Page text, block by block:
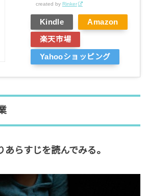
created by Rinker
Kindle Amazon
楽天市場
Yahooショッピング
らすじを読んでみる。